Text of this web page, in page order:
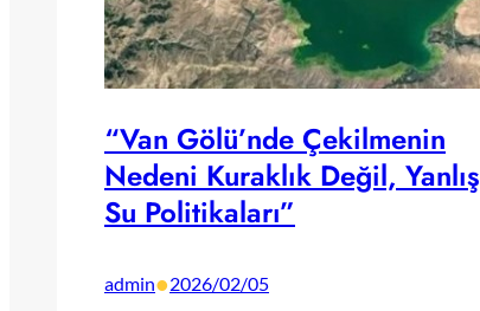
“Van Gölü’nde Çekilmenin
Nedeni Kuraklık Değil, Yanlış
Su Politikaları”
admin•2026/02/05